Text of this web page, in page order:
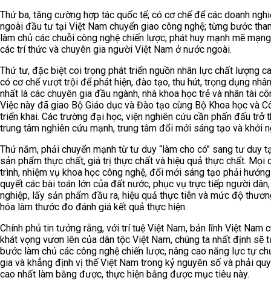
Thứ ba, tăng cường hợp tác quốc tế; có cơ chế để các doanh
ngoài đầu tư tại Việt Nam chuyển giao công nghệ; từng bước
làm chủ các chuỗi công nghệ chiến lược; phát huy mạnh mẽ
các trí thức và chuyên gia người Việt Nam ở nước ngoài.
Thứ tư, đặc biệt coi trọng phát triển nguồn nhân lực chất lượng
có cơ chế vượt trội để phát hiện, đào tạo, thu hút, trọng dụng
nhất là các chuyên gia đầu ngành, nhà khoa học trẻ và nhân tài
Việc này đã giao Bộ Giáo dục và Đào tạo cùng Bộ Khoa học và
triển khai. Các trường đại học, viện nghiên cứu cần phấn đấu trở
trung tâm nghiên cứu mạnh, trung tâm đổi mới sáng tạo và khởi
Thứ năm, phải chuyển mạnh từ tư duy “làm cho có" sang tư duy
sản phẩm thực chất, giá trị thực chất và hiệu quả thực chất. Mọi
trình, nhiệm vụ khoa học công nghệ, đổi mới sáng tạo phải
quyết các bài toán lớn của đất nước, phục vụ trực tiếp người
nghiệp, lấy sản phẩm đầu ra, hiệu quả thực tiễn và mức độ
hóa làm thước đo đánh giá kết quả thực hiện.
Chính phủ tin tưởng rằng, với trí tuệ Việt Nam, bản lĩnh Việt Nam
khát vọng vươn lên của dân tộc Việt Nam, chúng ta nhất định sẽ
bước làm chủ các công nghệ chiến lược, nâng cao năng lực tự
gia và khẳng định vị thế Việt Nam trong kỷ nguyên số và phải
cao nhất làm bằng được, thực hiện bằng được mục tiêu này.